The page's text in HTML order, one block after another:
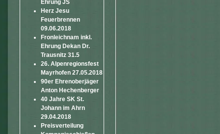
Ehrung JS
Herz Jesu
Feuerbrennen
09.06.2018
Fronleichnam inkl.
Ehrung Dekan Dr.
Trausnitz 31.5
26. Alpenregionsfest
Mayrhofen 27.05.2018
90er Ehrenoberjäger
Anton Hechenberger
40 Jahre SK St.
Johann im Ahrn
29.04.2018
Preisverteilung